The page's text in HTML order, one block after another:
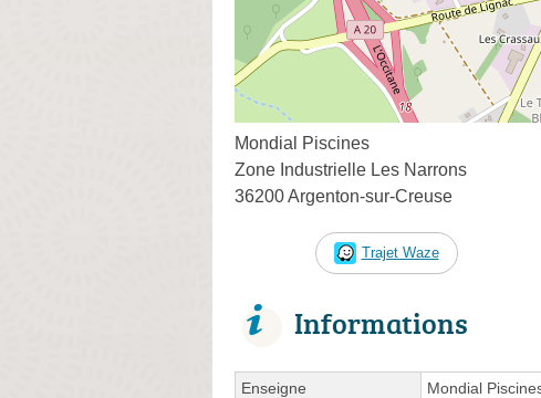
Mondial Piscines
Zone Industrielle Les Narrons
36200 Argenton-sur-Creuse
Trajet Waze
Informations
Enseigne
Mondial